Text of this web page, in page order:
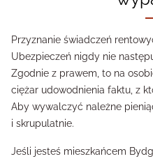
Przyznanie świadczeń
Ubezpieczeń nigdy nie
Zgodnie z prawem, to na
ciężar udowodnienia faktu, z
Aby wywalczyć należne
i skrupulatnie.
Jeśli jesteś mieszkańcem